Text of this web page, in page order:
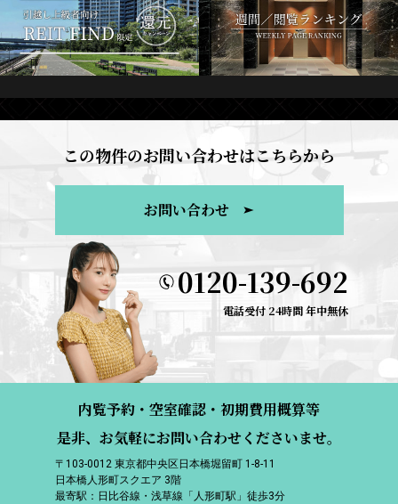
この物件のお問い合わせはこちらから
お問い合わせ
0120-139-692
電話受付 24時間 年中無休
内覧予約・空室確認・初期費用概算等
是非、お気軽にお問い合わせくださいませ。
〒103-0012 東京都中央区日本橋堀留町 1-8-11
日本橋人形町スクエア 3階
最寄駅：日比谷線・浅草線「人形町駅」徒歩3分